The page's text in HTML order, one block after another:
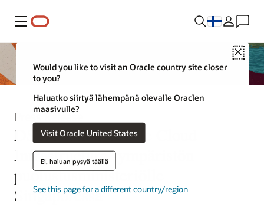
Valikko
Close
Would you like to visit an Oracle country site closer
to you?
Haluatko siirtyä lähempänä olevalle Oraclen
maasivulle?
Visit Oracle United States
Ei, haluan pysyä täällä
See this page for a different country/region
Press Release
DSTA valitsi Oracle Cloud
Infrastructure -ympäristön
puolustusministeriölle
Singaporessa